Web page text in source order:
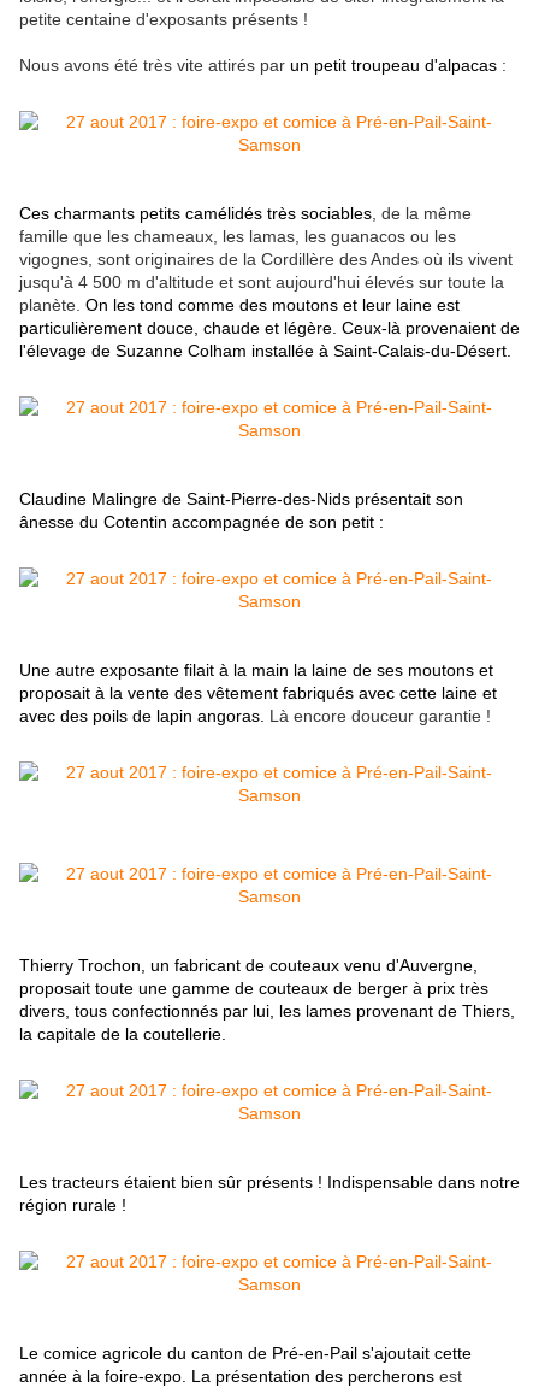
petite centaine d'exposants présents !
Nous avons été très vite attirés par un petit troupeau d'alpacas :
Ces charmants petits camélidés très sociables , de la même
famille que les chameaux, les lamas, les guanacos ou les
vigognes, sont originaires de la Cordillère des Andes où ils vivent
jusqu'à 4 500 m d'altitude et sont aujourd'hui élevés sur toute la
planète. On les tond comme des moutons et leur laine est
particulièrement douce, chaude et légère. Ceux-là provenaient de
l'élevage de Suzanne Colham installée à Saint-Calais-du-Désert.
Claudine Malingre de Saint-Pierre-des-Nids présentait son
ânesse du Cotentin accompagnée de son petit :
Une autre exposante filait à la main la laine de ses moutons et
proposait à la vente des vêtement fabriqués avec cette laine et
avec des poils de lapin angoras. Là encore douceur garantie !
Thierry Trochon, un fabricant de couteaux venu d'Auvergne,
proposait toute une gamme de couteaux de berger à prix très
divers, tous confectionnés par lui, les lames provenant de Thiers,
la capitale de la coutellerie.
Les tracteurs étaient bien sûr présents ! Indispensable dans notre
région rurale !
Le comice agricole du canton de Pré-en-Pail s'ajoutait cette
année à la foire-expo. La présentation des percherons est